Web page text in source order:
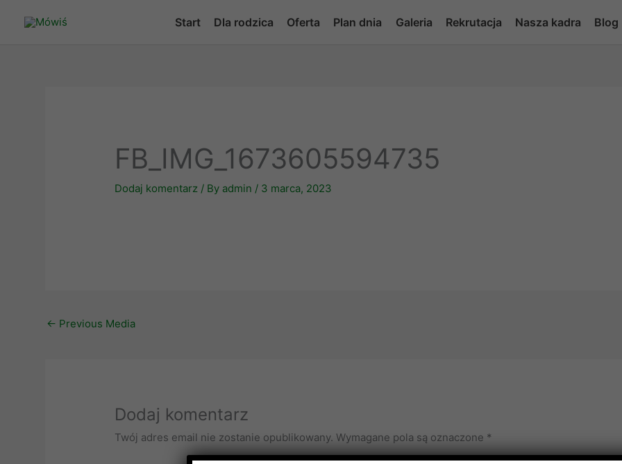
Start Dla rodzica Oferta Plan dnia Galeria Rekrutacja Nasza kadra Blog
FB_IMG_1673605594735
Dodaj komentarz / By admin / 3 marca, 2023
← Previous Media
Dodaj komentarz
Twój adres email nie zostanie opublikowany. Wymagane pola są oznaczone *